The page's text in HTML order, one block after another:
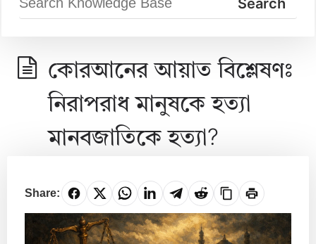
কোরআনের আয়াত বিশ্লেষণঃ
নিরাপরাধ মানুষকে হত্যা
মানবজাতিকে হত্যা?
Share: